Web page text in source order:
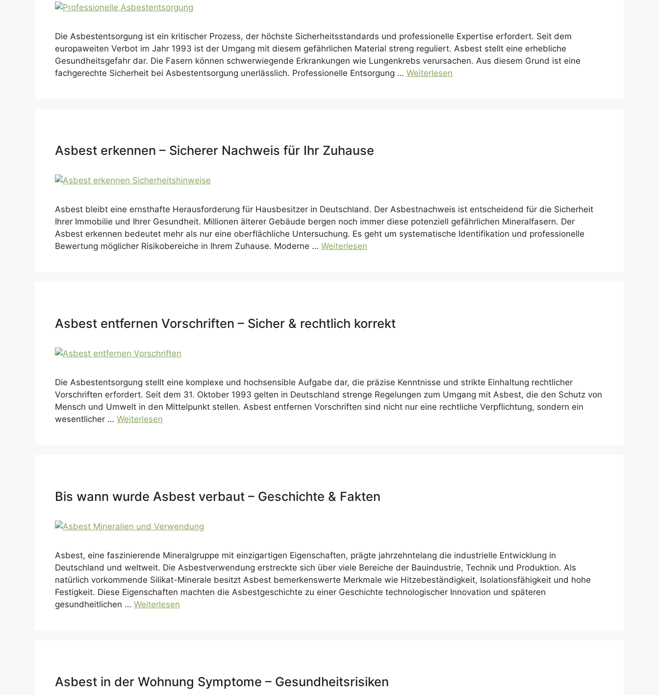
Die Asbestentsorgung ist ein kritischer Prozess, der höchste Sicherheitsstandards und professionelle Expertise erfordert. Seit dem
europaweiten Verbot im Jahr 1993 ist der Umgang mit diesem gefährlichen Material streng reguliert. Asbest stellt eine erhebliche
Gesundheitsgefahr dar. Die Fasern können schwerwiegende Erkrankungen wie Lungenkrebs verursachen. Aus diesem Grund ist eine
fachgerechte Sicherheit bei Asbestentsorgung unerlässlich. Professionelle Entsorgung … Weiterlesen
Asbest erkennen – Sicherer Nachweis für Ihr Zuhause
Asbest bleibt eine ernsthafte Herausforderung für Hausbesitzer in Deutschland. Der Asbestnachweis ist entscheidend für die Sicherheit
Ihrer Immobilie und Ihrer Gesundheit. Millionen älterer Gebäude bergen noch immer diese potenziell gefährlichen Mineralfasern. Der
Asbest erkennen bedeutet mehr als nur eine oberflächliche Untersuchung. Es geht um systematische Identifikation und professionelle
Bewertung möglicher Risikobereiche in Ihrem Zuhause. Moderne … Weiterlesen
Asbest entfernen Vorschriften – Sicher & rechtlich korrekt
Die Asbestentsorgung stellt eine komplexe und hochsensible Aufgabe dar, die präzise Kenntnisse und strikte Einhaltung rechtlicher
Vorschriften erfordert. Seit dem 31. Oktober 1993 gelten in Deutschland strenge Regelungen zum Umgang mit Asbest, die den Schutz von
Mensch und Umwelt in den Mittelpunkt stellen. Asbest entfernen Vorschriften sind nicht nur eine rechtliche Verpflichtung, sondern ein
wesentlicher … Weiterlesen
Bis wann wurde Asbest verbaut – Geschichte & Fakten
Asbest, eine faszinierende Mineralgruppe mit einzigartigen Eigenschaften, prägte jahrzehntelang die industrielle Entwicklung in
Deutschland und weltweit. Die Asbestverwendung erstreckte sich über viele Bereiche der Bauindustrie, Technik und Produktion. Als
natürlich vorkommende Silikat-Minerale besitzt Asbest bemerkenswerte Merkmale wie Hitzebeständigkeit, Isolationsfähigkeit und hohe
Festigkeit. Diese Eigenschaften machten die Asbestgeschichte zu einer Geschichte technologischer Innovation und späteren
gesundheitlichen … Weiterlesen
Asbest in der Wohnung Symptome – Gesundheitsrisiken